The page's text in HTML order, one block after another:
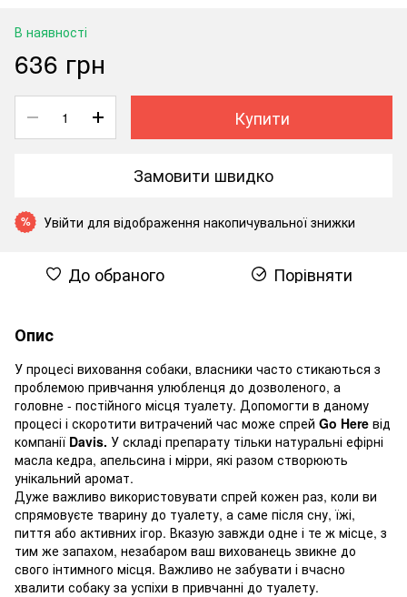
В наявності
636 грн
Купити
Замовити швидко
% Увійти для відображення накопичувальної знижки
До обраного Порівняти
Опис
У процесі виховання собаки, власники часто стикаються з
проблемою привчання улюбленця до дозволеного, а
головне - постійного місця туалету. Допомогти в даному
процесі і скоротити витрачений час може спрей Go Here від
компанії Davis. У складі препарату тільки натуральні ефірні
масла кедра, апельсина і мірри, які разом створюють
унікальний аромат.
Дуже важливо використовувати спрей кожен раз, коли ви
спрямовуєте тварину до туалету, а саме після сну, їжі,
пиття або активних ігор. Вказую завжди одне і те ж місце, з
тим же запахом, незабаром ваш вихованець звикне до
свого інтимного місця. Важливо не забувати і вчасно
хвалити собаку за успіхи в привчанні до туалету.